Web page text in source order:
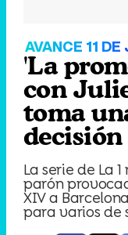
AVANCE 11 DE
'La
con
toma
decisión
La serie de La
parón
XIV a
para varios de